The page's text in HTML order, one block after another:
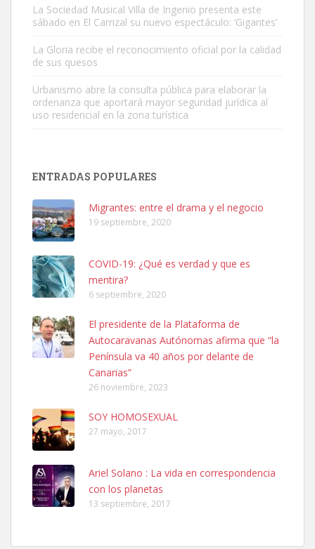
Este gato macho ha aparecido en la calle hace menos de un mes,
es muy manso y extremadamente cari...
hembra, 4 años. Por motivos personales ...
Leales.org » Gran Canaria
SHIBA PERDIDO AVDA JOSE MESA Y LOPEZ
PERRO MACHO RAZA SHIBA CON MICROCHIP PERDIDO HOY
06/07/2025 ZONA MESA Y LOPEZ. ES MUY ASUSTADIZO
Leales.org » Gran Canaria
6.7.2025
Ninfa perdida
El día 5 se los perdió una ninfa papillera, asustada tiene miedo a la
calle, se perdió por la zon...
La Sociedad Musical Villa de Ingenio presenta este
sábado en El Carrizal su nuevo espectáculo: ‘Gigantes’
La Gloria recibe el reconocimiento oficial por la calidad
de sus quesos
Urbanismo abre la consulta pública para elaborar la
ordenanza que aportará mayor seguridad jurídica al
uso residencial en la zona turística
ENTRADAS POPULARES
Migrantes: entre el drama y el negocio
19 septiembre, 2020
COVID-19: ¿Qué es verdad y que es
mentira?
6 septiembre, 2020
El presidente de la Plataforma de
Autocaravanas Autónomas afirma que “la
Península va 40 años por delante de
Canarias”
26 noviembre, 2023
SOY HOMOSEXUAL
27 mayo, 2017
Ariel Solano : La vida en correspondencia
con los planetas
13 septiembre, 2017